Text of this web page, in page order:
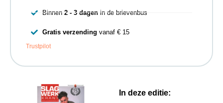
In deze editie:
Binnen 2 - 3 dagenin de brievenbus
Gratis verzending vanaf € 15
Trustpilot